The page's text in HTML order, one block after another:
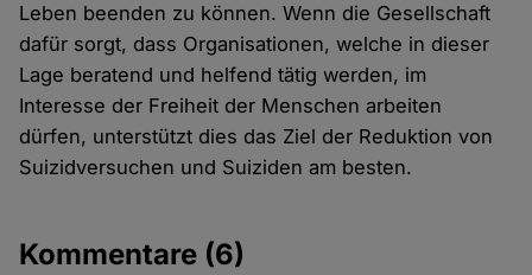
Leben beenden zu können. Wenn die Gesellschaft
dafür sorgt, dass Organisationen, welche in dieser
Lage beratend und helfend tätig werden, im
Interesse der Freiheit der Menschen arbeiten
dürfen, unterstützt dies das Ziel der Reduktion von
Suizidversuchen und Suiziden am besten.
Kommentare (6)